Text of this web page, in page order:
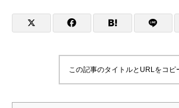
この記事のタイトルとURLをコピ